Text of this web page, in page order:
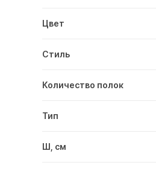
Цвет
Стиль
Количество полок
Тип
Ш, см